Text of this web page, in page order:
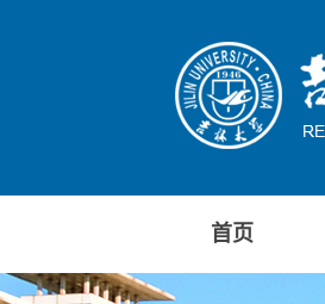
首页